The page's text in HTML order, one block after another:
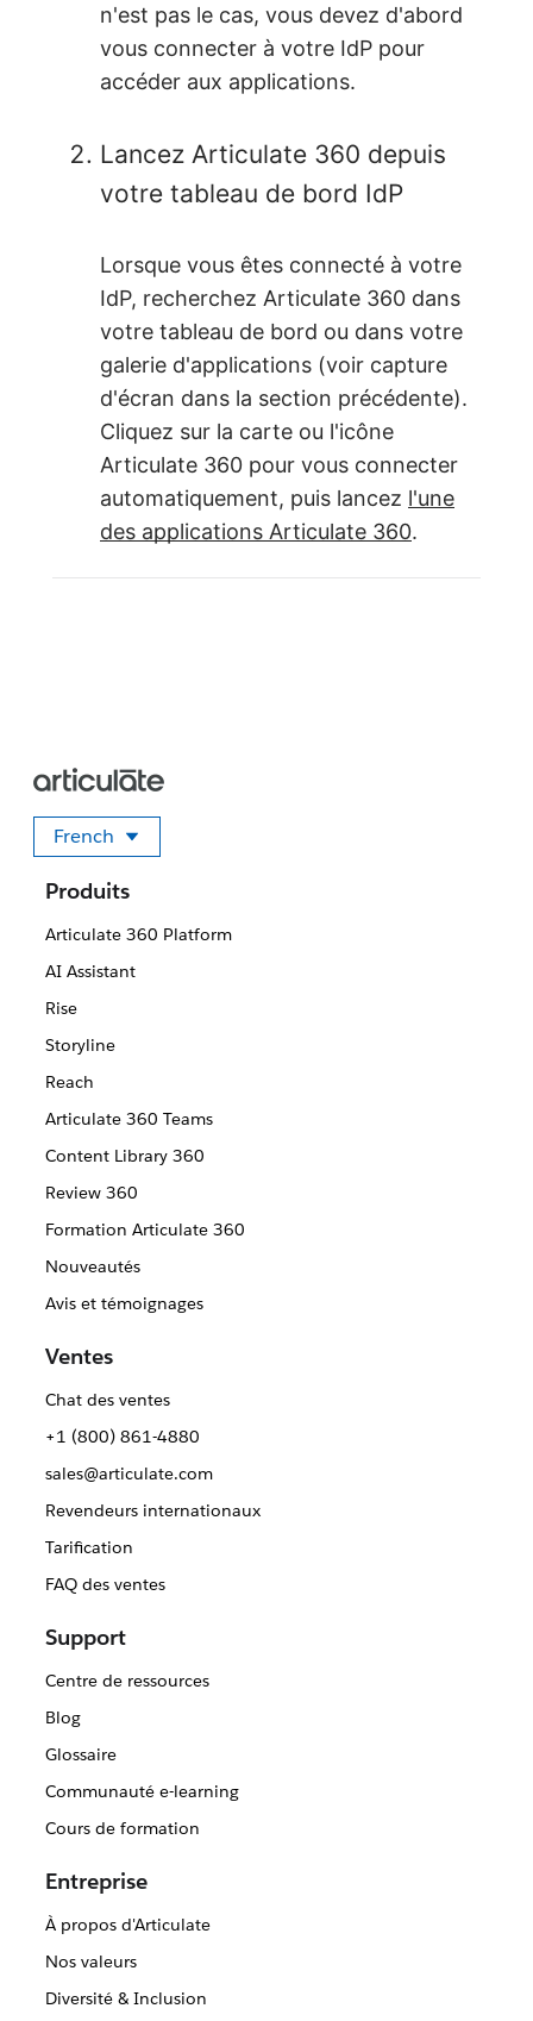
n'est pas le cas, vous devez d'abord
vous connecter à votre IdP pour
accéder aux applications.
Lancez Articulate 360 depuis
votre tableau de bord IdP
Lorsque vous êtes connecté à votre
IdP, recherchez Articulate 360 dans
votre tableau de bord ou dans votre
galerie d'applications (voir capture
d'écran dans la section précédente).
Cliquez sur la carte ou l'icône
Articulate 360 pour vous connecter
automatiquement, puis lancez l'une
des applications Articulate 360.
French
Sélectionner votre langue
Produits
Articulate 360 Platform
AI Assistant
Rise
Storyline
Reach
Articulate 360 Teams
Content Library 360
Review 360
Formation Articulate 360
Nouveautés
Avis et témoignages
Ventes
Chat des ventes
+1 (800) 861-4880
sales@articulate.com
Revendeurs internationaux
Tarification
FAQ des ventes
Support
Centre de ressources
Blog
Glossaire
Communauté e-learning
Cours de formation
Entreprise
À propos d'Articulate
Nos valeurs
Diversité & Inclusion